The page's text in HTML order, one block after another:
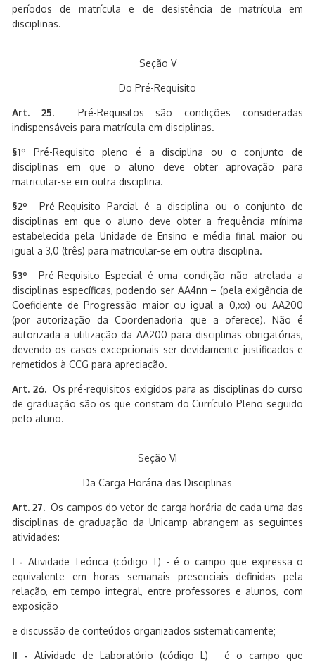
períodos de matrícula e de desistência de matrícula em
disciplinas.
Seção V
Do Pré-Requisito
Art. 25. Pré-Requisitos são condições consideradas
indispensáveis para matrícula em disciplinas.
§1º
Pré-Requisito pleno é a disciplina ou o conjunto de
disciplinas em que o aluno deve obter aprovação para
matricular-se em outra disciplina.
§2ºPré-Requisito Parcial é a disciplina ou o conjunto de
disciplinas em que o aluno deve obter a frequência mínima
estabelecida pela Unidade de Ensino e média final maior ou
igual a 3,0 (três) para matricular-se em outra disciplina.
§3º Pré-Requisito Especial é uma condição não atrelada a
disciplinas específicas, podendo ser AA4nn – (pela exigência de
Coeficiente de Progressão maior ou igual a 0,xx) ou AA200
(por autorização da Coordenadoria que a oferece). Não é
autorizada a utilização da AA200 para disciplinas obrigatórias,
devendo os casos excepcionais ser devidamente justificados e
remetidos à CCG para apreciação.
Art. 26. Os pré-requisitos exigidos para as disciplinas do curso
de graduação são os que constam do Currículo Pleno seguido
pelo aluno.
Seção VI
Da Carga Horária das Disciplinas
Art. 27. Os campos do vetor de carga horária de cada uma das
disciplinas de graduação da Unicamp abrangem as seguintes
atividades:
I - Atividade Teórica (código T) - é o campo que expressa o
equivalente em horas semanais presenciais definidas pela
relação, em tempo integral, entre professores e alunos, com
exposição
e discussão de conteúdos organizados sistematicamente;
II - Atividade de Laboratório (código L) - é o campo que